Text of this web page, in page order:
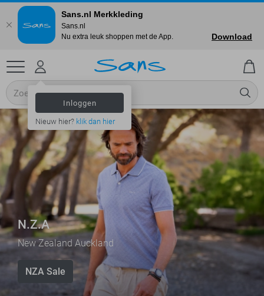
Inloggen
Nieuw hier? klik dan hier
N.Z.A
New Zealand Auckland
NZA Sale
Sans.nl Merkkleding
Sans.nl
Nu extra leuk shoppen met de App.
Download